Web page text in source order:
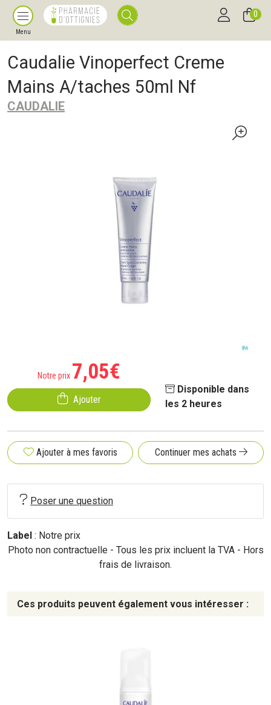
Menu
0
Caudalie Vinoperfect Creme
Mains A/taches 50ml Nf
CAUDALIE
Notre prix 7,05€
Ajouter
Disponible dans
les 2 heures
Ajouter à mes favoris Continuer mes achats
Poser une question
Label : Notre prix
Photo non contractuelle - Tous les prix incluent la TVA - Hors
frais de livraison.
Ces produits peuvent également vous intéresser :